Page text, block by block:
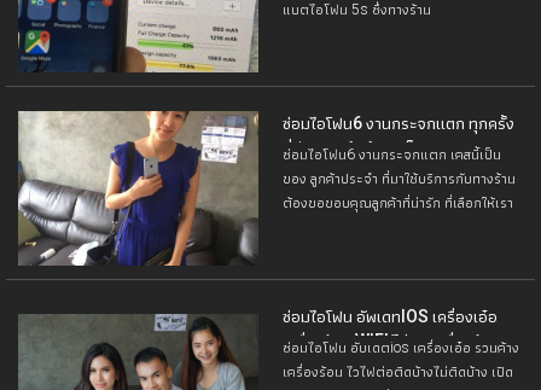
แบตไอโฟน 5s ซึ่งทางร้าน
ซ่อมไอโฟน6 งานกระจกแตก ทุกครั้ง
ที่มีปัญหา นึกถึง คิมล็อค เทเลคอม
ซ่อมไอโฟน6 งานกระจกแตก เคสนี้เป็น
ของ ลูกค้าประจำ ที่มาใช้บริการกับทางร้าน
ต้องขอขอบคุณลูกค้าที่น่ารัก ที่เลือกให้เรา
ซ่อมไอโฟน อัพเดทIOS เครื่องเอ๋อ
เครื่องร้อน WIFI ไม่ติด เครื่องค้างติด
หน้า APPLE
ซ่อมไอโฟน อับเดตios เครื่องเอ๋อ รวนค้าง
เครื่องร้อน ไวไฟต่อติดบ้างไม่ติดบ้าง เปิด